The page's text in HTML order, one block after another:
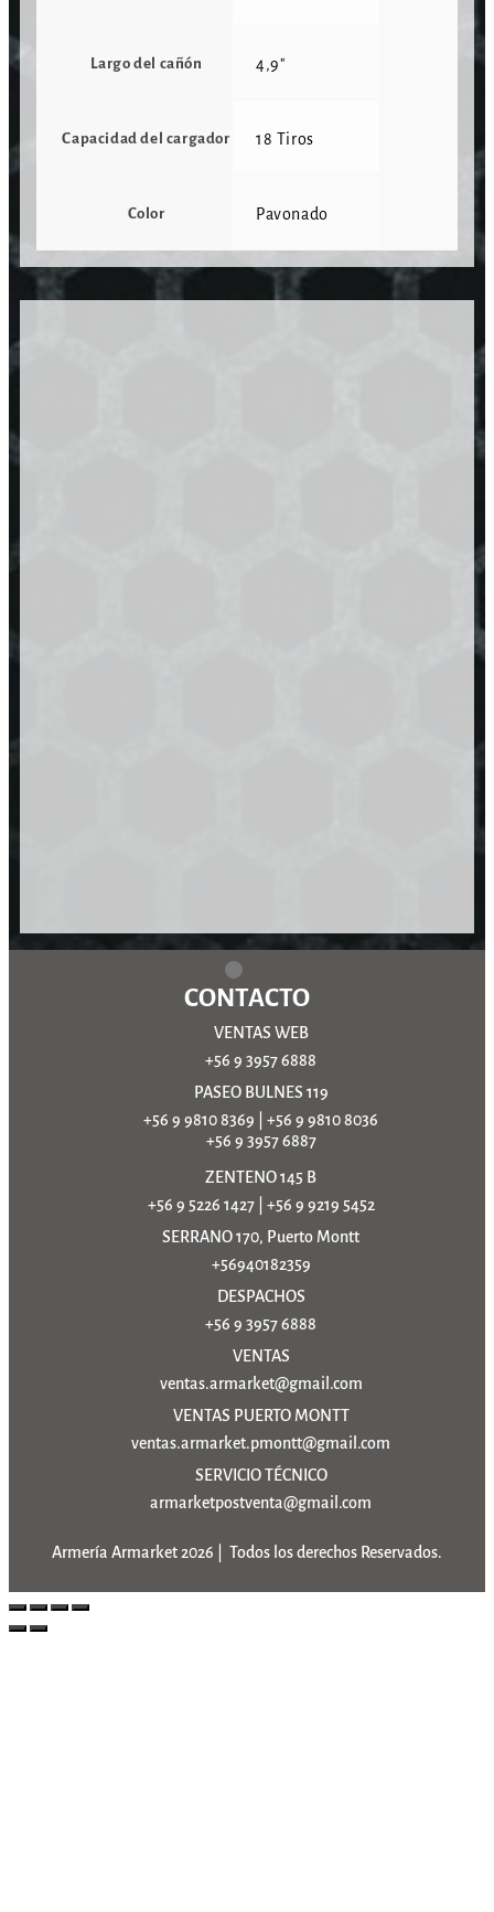
Largo del cañón 4,9"
Capacidad del cargador 18 Tiros
Color Pavonado
CONTACTO
VENTAS WEB
+56 9 3957 6888
PASEO BULNES 119
+56 9 9810 8369
+56 9 9810 8036
+56 9 3957 6887
ZENTENO 145 B
+56 9 5226 1427| +56 9 9219 5452
SERRANO 170, Puerto Montt
+56940182359
DESPACHOS
+56 9 3957 6888
VENTAS
ventas.armarket@gmail.com
VENTAS PUERTO MONTT
ventas.armarket.pmontt@gmail.com
SERVICIO TÉCNICO
armarketpostventa@gmail.com
Armería Armarket 2026 | Todos los derechos Reservados.